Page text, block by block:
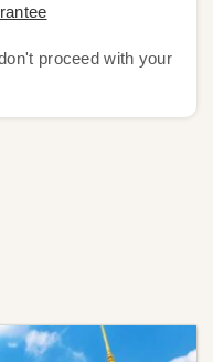
proceed with your